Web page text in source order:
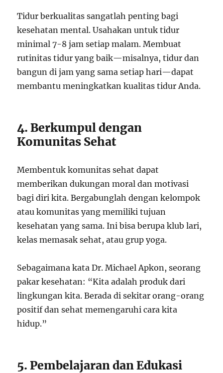
Tidur berkualitas sangatlah penting bagi
kesehatan mental. Usahakan untuk tidur
minimal 7-8 jam setiap malam. Membuat
rutinitas tidur yang baik—misalnya, tidur dan
bangun di jam yang sama setiap hari—dapat
membantu meningkatkan kualitas tidur Anda.
4. Berkumpul dengan
Komunitas Sehat
Membentuk komunitas sehat dapat
memberikan dukungan moral dan motivasi
bagi diri kita. Bergabunglah dengan kelompok
atau komunitas yang memiliki tujuan
kesehatan yang sama. Ini bisa berupa klub lari,
kelas memasak sehat, atau grup yoga.
Sebagaimana kata Dr. Michael Apkon, seorang
pakar kesehatan: “Kita adalah produk dari
lingkungan kita. Berada di sekitar orang-orang
positif dan sehat memengaruhi cara kita
hidup.”
5. Pembelajaran dan Edukasi